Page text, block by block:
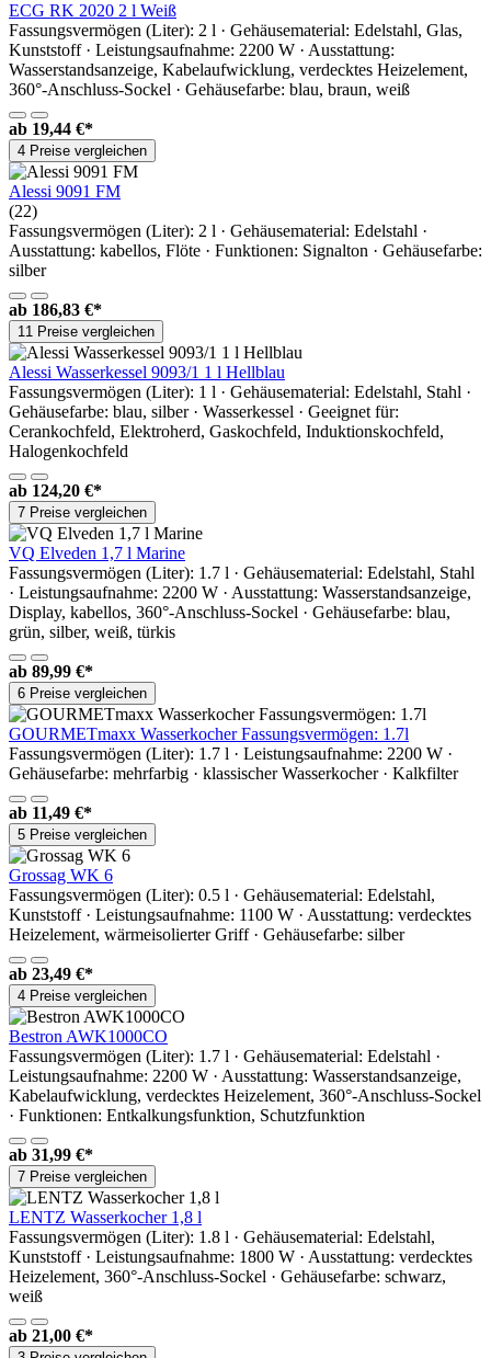
ECG RK 2020 2 l Weiß
Fassungsvermögen (Liter): 2 l · Gehäusematerial: Edelstahl, Glas,
Kunststoff · Leistungsaufnahme: 2200 W · Ausstattung:
Wasserstandsanzeige, Kabelaufwicklung, verdecktes Heizelement,
360°-Anschluss-Sockel · Gehäusefarbe: blau, braun, weiß
ab 19,44 €*
4 Preise vergleichen
Alessi 9091 FM
(22)
Fassungsvermögen (Liter): 2 l · Gehäusematerial: Edelstahl ·
Ausstattung: kabellos, Flöte · Funktionen: Signalton · Gehäusefarbe:
silber
ab 186,83 €*
11 Preise vergleichen
Alessi Wasserkessel 9093/1 1 l Hellblau
Fassungsvermögen (Liter): 1 l · Gehäusematerial: Edelstahl, Stahl ·
Gehäusefarbe: blau, silber · Wasserkessel · Geeignet für:
Cerankochfeld, Elektroherd, Gaskochfeld, Induktionskochfeld,
Halogenkochfeld
ab 124,20 €*
7 Preise vergleichen
VQ Elveden 1,7 l Marine
Fassungsvermögen (Liter): 1.7 l · Gehäusematerial: Edelstahl, Stahl
· Leistungsaufnahme: 2200 W · Ausstattung: Wasserstandsanzeige,
Display, kabellos, 360°-Anschluss-Sockel · Gehäusefarbe: blau,
grün, silber, weiß, türkis
ab 89,99 €*
6 Preise vergleichen
GOURMETmaxx Wasserkocher Fassungsvermögen: 1.7l
Fassungsvermögen (Liter): 1.7 l · Leistungsaufnahme: 2200 W ·
Gehäusefarbe: mehrfarbig · klassischer Wasserkocher · Kalkfilter
ab 11,49 €*
5 Preise vergleichen
Grossag WK 6
Fassungsvermögen (Liter): 0.5 l · Gehäusematerial: Edelstahl,
Kunststoff · Leistungsaufnahme: 1100 W · Ausstattung: verdecktes
Heizelement, wärmeisolierter Griff · Gehäusefarbe: silber
ab 23,49 €*
4 Preise vergleichen
Bestron AWK1000CO
Fassungsvermögen (Liter): 1.7 l · Gehäusematerial: Edelstahl ·
Leistungsaufnahme: 2200 W · Ausstattung: Wasserstandsanzeige,
Kabelaufwicklung, verdecktes Heizelement, 360°-Anschluss-Sockel
· Funktionen: Entkalkungsfunktion, Schutzfunktion
ab 31,99 €*
7 Preise vergleichen
LENTZ Wasserkocher 1,8 l
Fassungsvermögen (Liter): 1.8 l · Gehäusematerial: Edelstahl,
Kunststoff · Leistungsaufnahme: 1800 W · Ausstattung: verdecktes
Heizelement, 360°-Anschluss-Sockel · Gehäusefarbe: schwarz,
weiß
ab 21,00 €*